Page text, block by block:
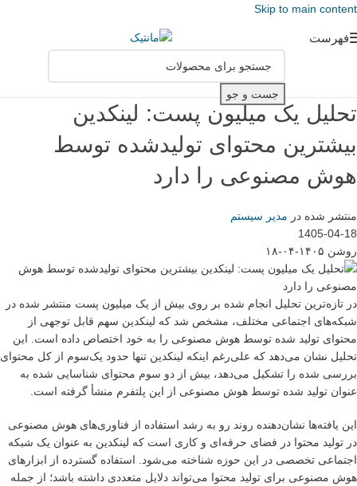
Skip to main content
فهرست
جست و جو
تحلیل یک میلیون پست: لینکدین
بیشترین محتوای تولیدشده توسط
هوش مصنوعی را دارد
منتشر شده در مدیر سیستم
1405-04-18
روشن ۱۴۰۵-۰۴-۱۸
در تازه‌ترین تحلیل انجام شده بر روی بیش از یک میلیون پست منتشر شده در
شبکه‌های اجتماعی مختلف، مشخص شد که لینکدین سهم قابل توجهی از
محتوای تولید شده توسط هوش مصنوعی را به خود اختصاص داده است. این
تحلیل نشان می‌دهد که علی‌رغم اینکه لینکدین تنها حدود یک‌سوم از کل محتوای
بررسی شده را تشکیل می‌دهد، بیش از دو سوم محتوای شناسایی شده به
عنوان تولید شده توسط هوش مصنوعی از این پلتفرم منشأ گرفته است.
این یافته‌ها نشان‌دهنده روند رو به رشد استفاده از فناوری‌های هوش مصنوعی
در تولید محتوا در فضای حرفه‌ای و کاری است که لینکدین به عنوان یک شبکه
اجتماعی تخصصی در این حوزه شناخته می‌شود. استفاده گسترده از ابزارهای
هوش مصنوعی برای تولید محتوا می‌تواند دلایل متعددی داشته باشد؛ از جمله